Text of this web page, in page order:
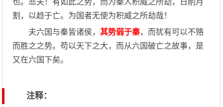
也。悲夫！有如此之势，而为秦人积威之所劫，日削月
割，以趋于亡。为国者无使为积威之所劫哉！
夫六国与秦皆诸侯，其势弱于秦，而犹有可以不赂
而胜之之势。苟以天下之大，而从六国破亡之故事，是
又在六国下矣。
注释：